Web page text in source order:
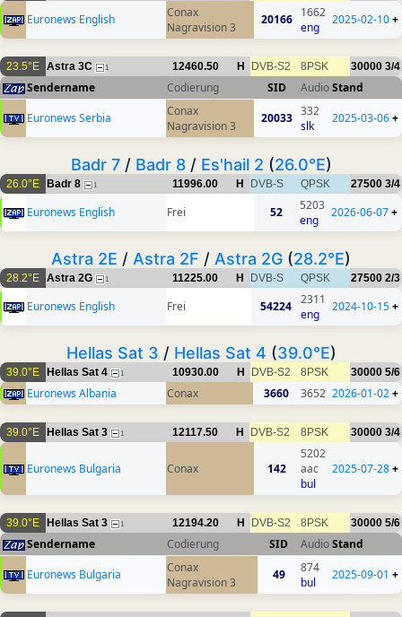
Euronews English
Conax
Nagravision 3
20166 1662
eng
2025-02-10+
23.5°E Astra 3C 1 12460.50 H DVB-S2 8PSK 30000 3/4
Sendername Codierung SID AudioStand
Euronews Serbia
Conax
Nagravision 3
20033 332
slk
2025-03-06+
Badr 7/ Badr 8/ Es'hail 2 (26.0°E)
26.0°E Badr 8 1 11996.00 H DVB-S QPSK 27500 3/4
Euronews English Frei 52
5203
eng
2026-06-07+
Astra 2E / Astra 2F / Astra 2G (28.2°E)
28.2°E Astra 2G 1 11225.00 H DVB-S QPSK 27500 2/3
Euronews English Frei 54224
2311
eng
2024-10-15+
Hellas Sat 3 / Hellas Sat 4 (39.0°E)
39.0°E Hellas Sat 4 1 10930.00 H DVB-S2 8PSK 30000 5/6
Euronews Albania Conax 3660 3652 2026-01-02+
39.0°E Hellas Sat 3 1 12117.50 H DVB-S2 8PSK 30000 3/4
Euronews Bulgaria Conax 142
5202
aac
bul
2025-07-28+
39.0°E Hellas Sat 3 1 12194.20 H DVB-S2 8PSK 30000 5/6
Sendername Codierung SID AudioStand
Euronews Bulgaria
Conax
Nagravision 3
49
874
bul
2025-09-01 +